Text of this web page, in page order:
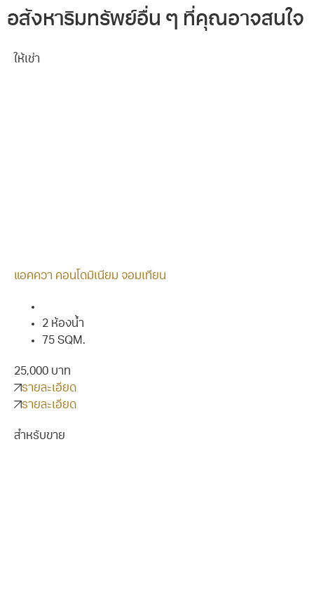
อสังหาริมทรัพย์อื่น ๆ ที่คุณอาจสนใจ
ให้เช่า
แอคควา คอนโดมิเนียม จอมเทียน
2 ห้องน้ำ
75 SQM.
25,000 บาท
รายละเอียด
รายละเอียด
สำหรับขาย